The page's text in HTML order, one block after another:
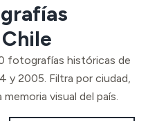
fotografías históricas de
y 2005. Filtra por ciudad,
visual del país.